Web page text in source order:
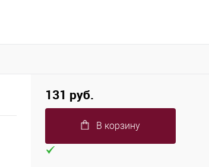
131 руб.
В корзину